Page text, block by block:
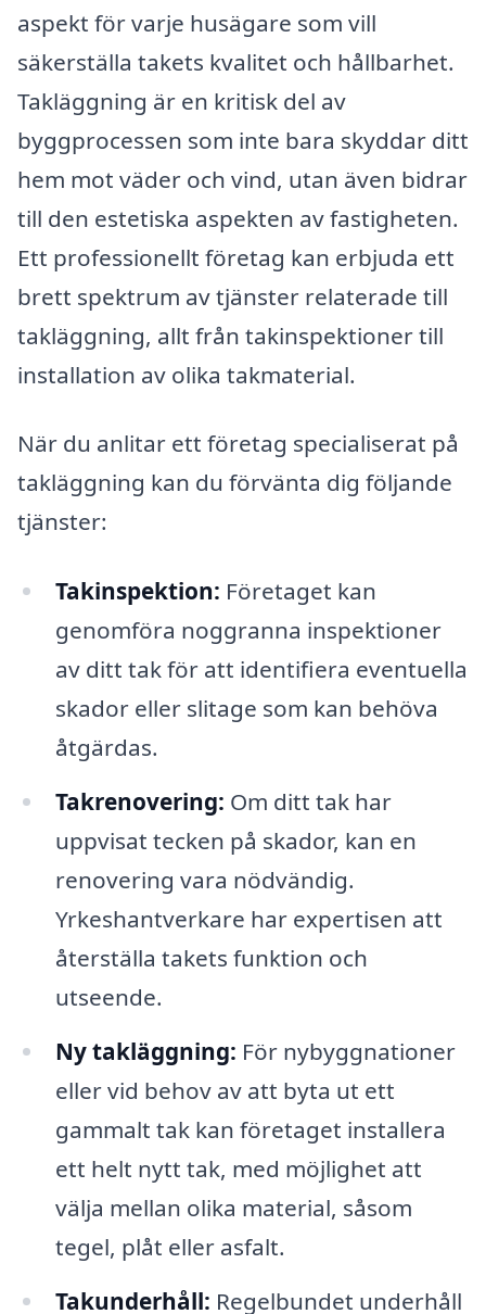
aspekt för varje husägare som vill
säkerställa takets kvalitet och hållbarhet.
Takläggning är en kritisk del av
byggprocessen som inte bara skyddar ditt
hem mot väder och vind, utan även bidrar
till den estetiska aspekten av fastigheten.
Ett professionellt företag kan erbjuda ett
brett spektrum av tjänster relaterade till
takläggning, allt från takinspektioner till
installation av olika takmaterial.
När du anlitar ett företag specialiserat på
takläggning kan du förvänta dig följande
tjänster:
Takinspektion: Företaget kan
genomföra noggranna inspektioner
av ditt tak för att identifiera eventuella
skador eller slitage som kan behöva
åtgärdas.
Takrenovering: Om ditt tak har
uppvisat tecken på skador, kan en
renovering vara nödvändig.
Yrkeshantverkare har expertisen att
återställa takets funktion och
utseende.
Ny takläggning: För nybyggnationer
eller vid behov av att byta ut ett
gammalt tak kan företaget installera
ett helt nytt tak, med möjlighet att
välja mellan olika material, såsom
tegel, plåt eller asfalt.
Takunderhåll: Regelbundet underhåll